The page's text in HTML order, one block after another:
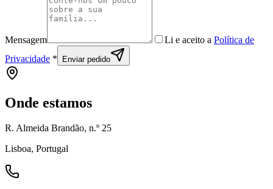
Mensagem Li e aceito a Política de
Privacidade * Enviar pedido
Onde estamos
R. Almeida Brandão, n.º 25
Lisboa, Portugal